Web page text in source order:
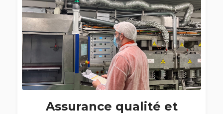
Assurance qualité et